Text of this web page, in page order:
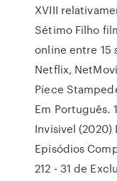
XVIII
Sétimo Filho
online entre 15
Netflix,
Piece
Em Português.
Invisivel (2020)
Episódios
212 - 31 de